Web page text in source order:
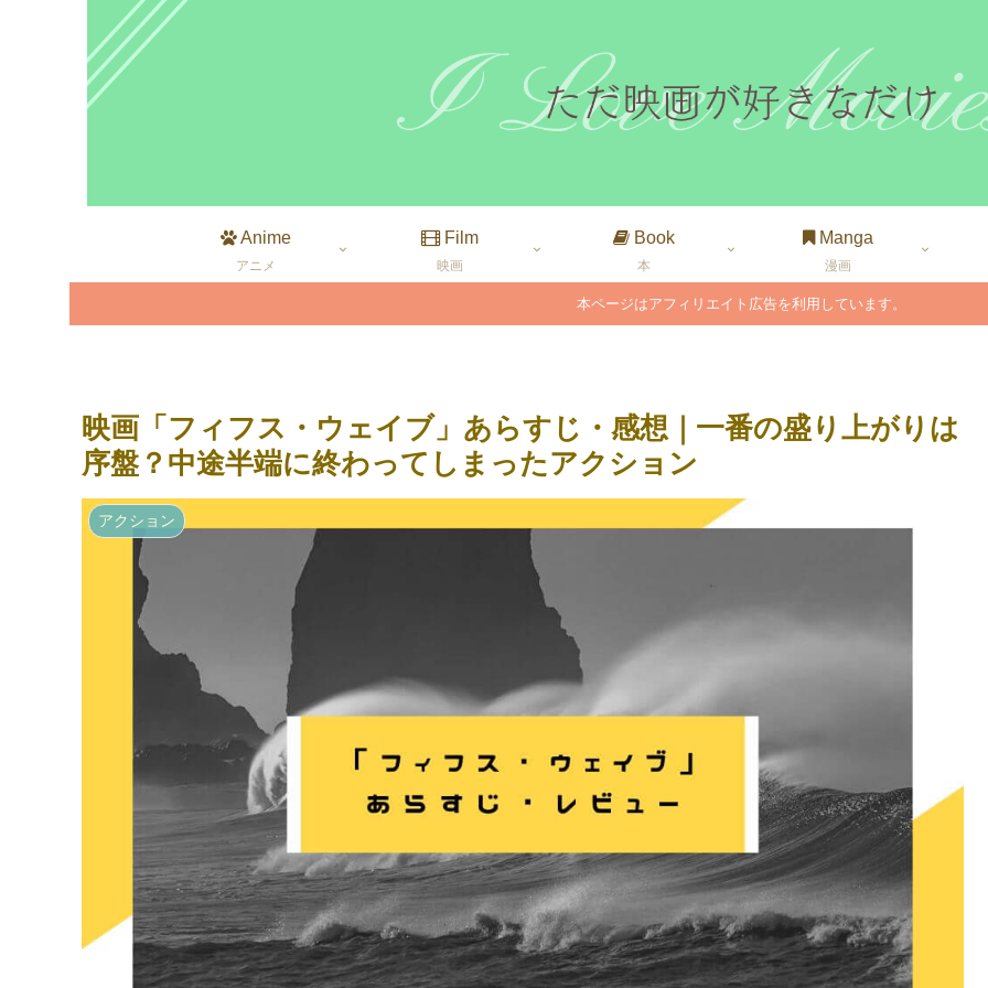
Anime
アニメ
Film
映画
Book
本
Manga
漫画
本ページはアフィリエイト広告を利用しています。
映画「フィフス・ウェイブ」あらすじ・感想｜一番の盛り上がりは
序盤？中途半端に終わってしまったアクション
アクション